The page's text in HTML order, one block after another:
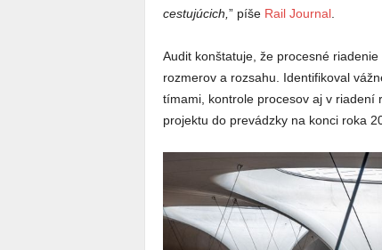
cestujúcich, ” píše Rail Journal.
Audit konštatuje, že procesné
rozmerov a rozsahu. Identifikoval
tímami, kontrole procesov aj v riadení
projektu do prevádzky na konci roka